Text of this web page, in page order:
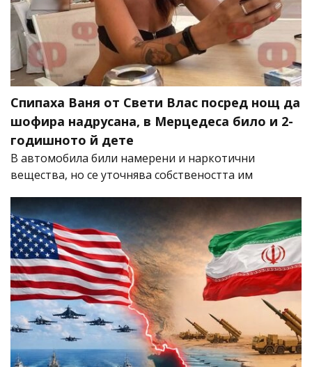
Спипаха Ваня от Свети Влас посред нощ да
шофира надрусана, в Мерцедеса било и 2-
годишното й дете
В автомобила били намерени и наркотични
вещества, но се уточнява собствеността им